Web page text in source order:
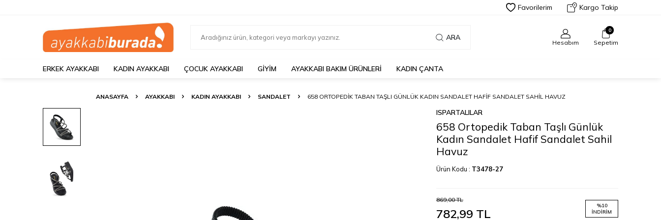
Favorilerim Kargo Takip
ARA
Hesabım
0
Sepetim
ERKEK AYAKKABI KADIN AYAKKABI ÇOCUK AYAKKABI GIYIM AYAKKABI BAKIM ÜRÜNLERI KADIN ÇANTA
ANASAYFA AYAKKABI KADIN AYAKKABI SANDALET 658 ORTOPEDIK TABAN TAŞLI GÜNLÜK KADIN SANDALET HAFIF SANDALET SAHIL HAVUZ
ISPARTALILAR
658 Ortopedik Taban Taşlı Günlük
Kadın Sandalet Hafif Sandalet Sahil
Havuz
Ürün Kodu : T3478-27
869,00TL
782,99 TL
%10
İNDIRIM